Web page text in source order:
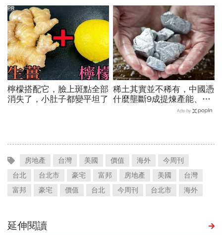
國560億是墊底球隊77倍
檸檬搭配它，臉上斑點全部
消失了，小肚子都變平坦了
PR
稀土其實並不稀有，中國憑
什麼壟斷9成提煉產能、掐
住川普脖子？洪財隆解析：
Ads by
房地產 台灣 美國 價值 海外
今周刊
台北
台北市 豪宅 富邦 房地產 美國
台灣
富邦
豪宅 價值 台北 今周刊 台北市 海外
延伸閱讀